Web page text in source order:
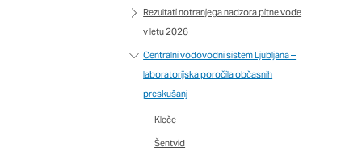
Rezultati notranjega nadzora pitne vode
v letu 2026
Centralni vodovodni sistem Ljubljana –
laboratorijska poročila občasnih
preskušanj
Kleče
Šentvid
blokira te piškotke ali
delovanja
in